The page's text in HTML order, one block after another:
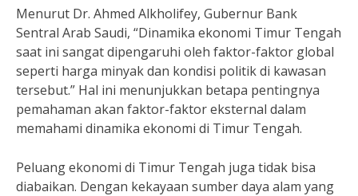
Menurut Dr. Ahmed Alkholifey, Gubernur Bank
Sentral Arab Saudi, “Dinamika ekonomi Timur Tengah
saat ini sangat dipengaruhi oleh faktor-faktor global
seperti harga minyak dan kondisi politik di kawasan
tersebut.” Hal ini menunjukkan betapa pentingnya
pemahaman akan faktor-faktor eksternal dalam
memahami dinamika ekonomi di Timur Tengah.
Peluang ekonomi di Timur Tengah juga tidak bisa
diabaikan. Dengan kekayaan sumber daya alam yang